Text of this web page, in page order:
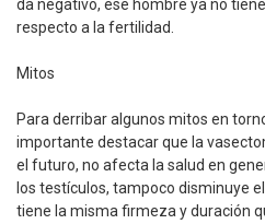
da negativo, ese hombre ya no
respecto a la fertilidad.
Mitos
Para derribar algunos mitos en
importante destacar que la
el futuro, no afecta la salud en
los testículos, tampoco disminuye
tiene la misma firmeza y duración